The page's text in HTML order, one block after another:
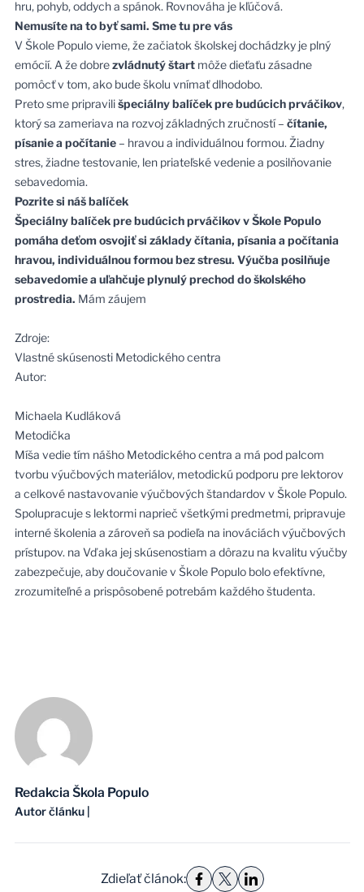
hru, pohyb, oddych a spánok. Rovnováha je kľúčová.
Nemusíte na to byť sami. Sme tu pre vás
V Škole Populo vieme, že začiatok školskej dochádzky je plný
emócií. A že dobrezvládnutý štartmôže dieťaťu zásadne
pomôcť v tom, ako bude školu vnímať dlhodobo.
Preto sme pripravilišpeciálny balíček pre budúcich prváčikov,
ktorý sa zameriava na rozvoj základných zručností – čítanie,
písanie a počítanie – hravou a individuálnou formou. Žiadny
stres, žiadne testovanie, len priateľské vedenie a posilňovanie
sebavedomia.
Pozrite si náš balíček
Špeciálny balíček pre budúcich prváčikov v Škole Populo
pomáha deťom osvojiť si základy čítania, písania a počítania
hravou, individuálnou formou bez stresu. Výučba posilňuje
sebavedomie a uľahčuje plynulý prechod do školského
prostredia. Mám záujem
Zdroje:
Vlastné skúsenosti Metodického centra
Autor:
Michaela Kudláková
Metodička
Míša vedie tím nášho Metodického centra a má pod palcom
tvorbu výučbových materiálov, metodickú podporu pre lektorov
a celkové nastavovanie výučbových štandardov v Škole Populo.
Spolupracuje s lektormi naprieč všetkými predmetmi, pripravuje
interné školenia a zároveň sa podieľa na inováciách výučbových
prístupov. na Vďaka jej skúsenostiam a dôrazu na kvalitu výučby
zabezpečuje, aby doučovanie v Škole Populo bolo efektívne,
zrozumiteľné a prispôsobené potrebám každého študenta.
Redakcia Škola Populo
Autor článku|
Zdieľať článok: